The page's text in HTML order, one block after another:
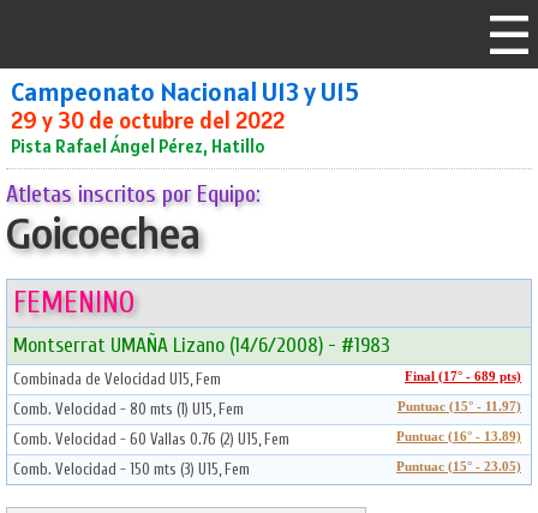
Campeonato Nacional U13 y U15
29 y 30 de octubre del 2022
Pista Rafael Ángel Pérez, Hatillo
Atletas inscritos por Equipo:
Goicoechea
FEMENINO
Montserrat UMAÑA Lizano (14/6/2008) - #1983
Combinada de Velocidad U15, Fem Final (17° - 689 pts)
Comb. Velocidad - 80 mts (1) U15, Fem Puntuac (15° - 11.97)
Comb. Velocidad - 60 Vallas 0.76 (2) U15, Fem Puntuac (16° - 13.89)
Comb. Velocidad - 150 mts (3) U15, Fem Puntuac (15° - 23.05)